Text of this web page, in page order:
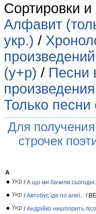
Сортировки
Алфавит
укр.) /
(у+р) / Песни
Только
Для получения
строчек
А
/А що ми бачили сьогодні...
/Автобус їде по алеї... /
/Андрійко нишпорить